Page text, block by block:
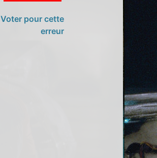
Voter pour cette
erreur